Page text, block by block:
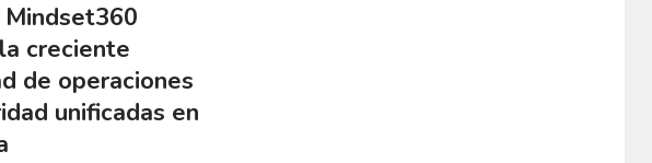
creciente
de operaciones
unificadas en